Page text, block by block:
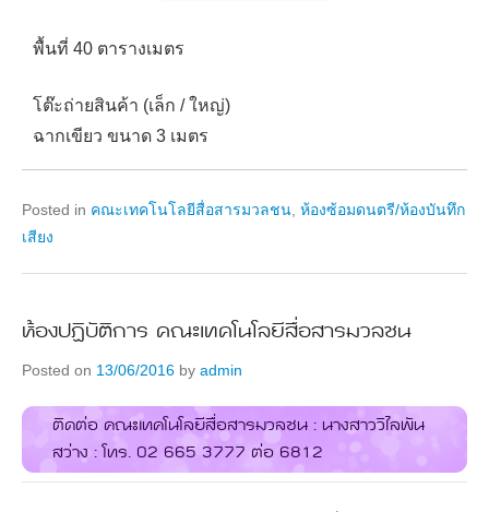
พื้นที่ 40 ตารางเมตร
โต๊ะถ่ายสินค้า (เล็ก / ใหญ่)
ฉากเขียว ขนาด 3 เมตร
Posted in คณะเทคโนโลยีสื่อสารมวลชน, ห้องซ้อมดนตรี/ห้องบันทึก
เสียง
ห้องปฏิบัติการ คณะเทคโนโลยีสื่อสารมวลชน
Posted on 13/06/2016 by admin
ติดต่อ คณะเทคโนโลยีสื่อสารมวลชน : นางสาววิไลพัน
สว่าง : โทร. 02 665 3777 ต่อ 6812